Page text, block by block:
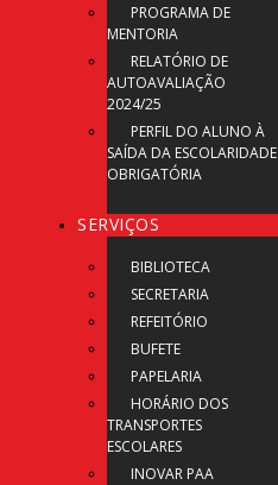
PROGRAMA DE
MENTORIA
RELATÓRIO DE
AUTOAVALIAÇÃO
2024/25
PERFIL DO ALUNO À
SAÍDA DA ESCOLARIDADE
OBRIGATÓRIA
SERVIÇOS
BIBLIOTECA
SECRETARIA
REFEITÓRIO
BUFETE
PAPELARIA
HORÁRIO DOS
TRANSPORTES
ESCOLARES
INOVAR PAA